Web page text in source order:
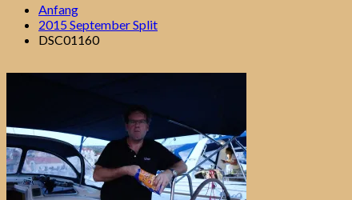
Anfang
2015 September Split
DSC01160